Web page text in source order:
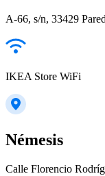
A-66, s/n, 33429
IKEA Store WiFi
Némesis
Calle Florencio